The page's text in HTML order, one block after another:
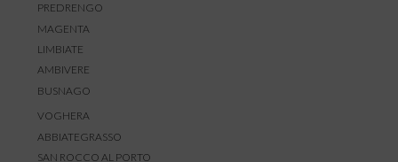
PREDRENGO
MAGENTA
LIMBIATE
AMBIVERE
BUSNAGO
VOGHERA
ABBIATEGRASSO
SAN ROCCO AL PORTO